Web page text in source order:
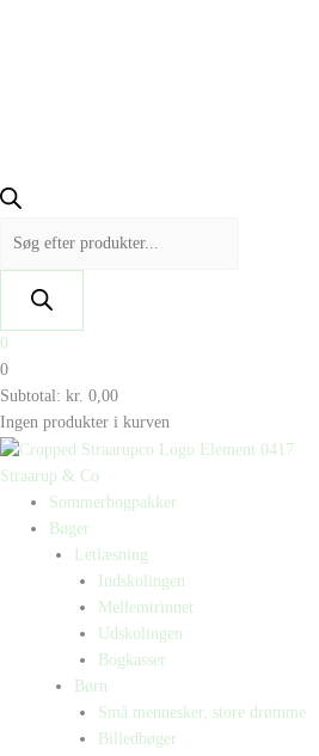
0
0
Subtotal: kr. 0,00
Ingen produkter i kurven
Straarup & Co
Sommerbogpakker
Bøger
Letlæsning
Indskolingen
Mellemtrinnet
Udskolingen
Bogkasser
Børn
Små mennesker, store drømme
Billedbøger